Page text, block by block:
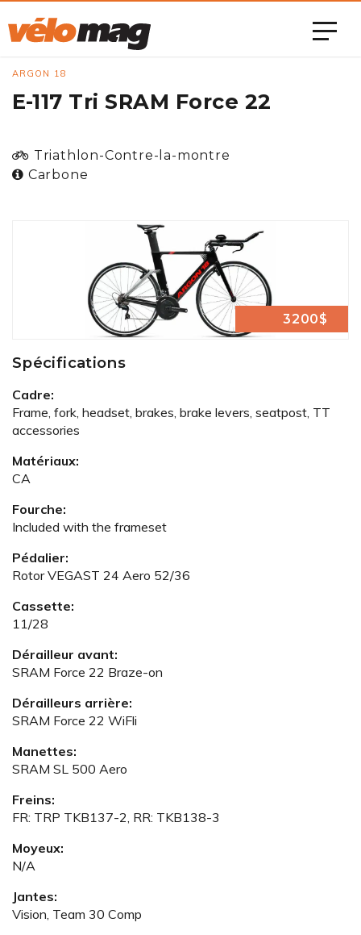
ARGON 18
E-117 Tri SRAM Force 22
Triathlon-Contre-la-montre
Carbone
3200$
Spécifications
Cadre:
Frame, fork, headset, brakes, brake levers, seatpost, TT
accessories
Matériaux:
CA
Fourche:
Included with the frameset
Pédalier:
Rotor VEGAST 24 Aero 52/36
Cassette:
11/28
Dérailleur avant:
SRAM Force 22 Braze-on
Dérailleurs arrière:
SRAM Force 22 WiFli
Manettes:
SRAM SL 500 Aero
Freins:
FR: TRP TKB137-2, RR: TKB138-3
Moyeux:
N/A
Jantes:
Vision, Team 30 Comp